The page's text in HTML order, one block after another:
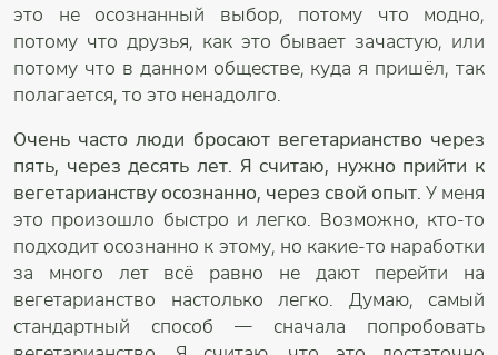
это не осознанный выбор, потому что модно,
потому что друзья, как это бывает зачастую, или
потому что в данном обществе, куда я пришёл, так
полагается, то это ненадолго.
Очень часто люди бросают вегетарианство через
пять, через десять лет. Я считаю, нужно прийти к
вегетарианству осознанно, через свой опыт. У меня
это произошло быстро и легко. Возможно, кто-то
подходит осознанно к этому, но какие-то наработки
за много лет всё равно не дают перейти на
вегетарианство настолько легко. Думаю, самый
стандартный способ — сначала попробовать